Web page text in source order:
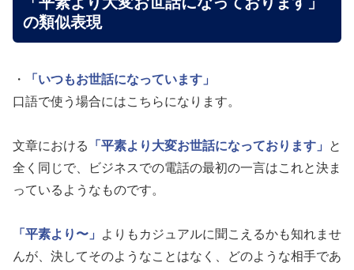
の類似表現
・
「いつもお世話になっています」
口語で使う場合にはこちらになります。
文章における 「平素より大変お世話になっております」
と
全く同じで、ビジネスでの電話の最初の一言はこれと決ま
っているようなものです。
「平素より〜」
よりもカジュアルに聞こえるかも知れませ
んが、決してそのようなことはなく、どのような相手であ